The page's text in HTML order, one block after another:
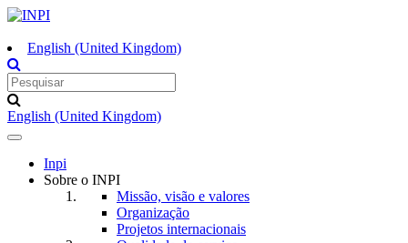
English (United Kingdom)
English (United Kingdom)
Toggle
navigation
Inpi
Sobre o INPI
Missão, visão e valores
Organização
Projetos internacionais